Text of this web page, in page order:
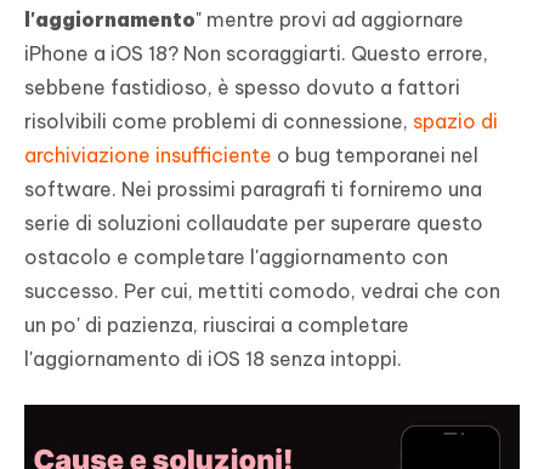
l'aggiornamento" mentre provi ad aggiornare
iPhone a iOS 18? Non scoraggiarti. Questo errore,
sebbene fastidioso, è spesso dovuto a fattori
risolvibili come problemi di connessione, spazio di
archiviazione insufficiente o bug temporanei nel
software. Nei prossimi paragrafi ti forniremo una
serie di soluzioni collaudate per superare questo
ostacolo e completare l'aggiornamento con
successo. Per cui, mettiti comodo, vedrai che con
un po' di pazienza, riuscirai a completare
l'aggiornamento di iOS 18 senza intoppi.